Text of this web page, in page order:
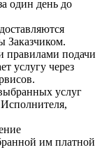
один день до
Заказчиком.
правилами подачи
услугу через
услуг
им платной